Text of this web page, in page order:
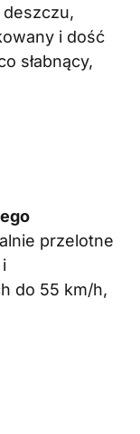
i dość
słabnący,
przelotne
do 55 km/h,